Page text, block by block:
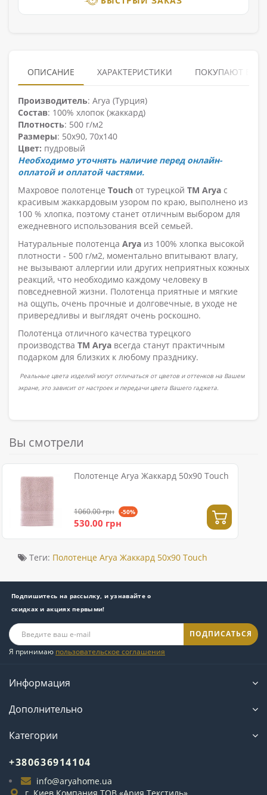
ОПИСАНИЕ ХАРАКТЕРИСТИКИ ПОКУПАЮТ
Производитель: Arya (Турция)
Состав: 100% хлопок (жаккард)
Плотность: 500 г/м2
Размеры: 50х90, 70х140
Цвет: пудровый
Необходимо уточнять наличие перед онлайн-
оплатой и оплатой частями.
Махровое полотенце Touch от турецкой ТМ Arya с
красивым жаккардовым узором по краю, выполнено из
100 % хлопка, поэтому станет отличным выбором для
ежедневного использования всей семьей.
Натуральные полотенца Arya из 100% хлопка высокой
плотности - 500 г/м2, моментально впитывают влагу,
не вызывают аллергии или других неприятных кожных
реакций, что необходимо каждому человеку в
повседневной жизни. Полотенца приятные и мягкие
на ощупь, очень прочные и долговечные, в уходе не
привередливы и выглядят очень роскошно.
Полотенца отличного качества турецкого
производства ТМ Arya всегда станут практичным
подарком для близких к любому празднику.
Реальные цвета изделий могут отличаться от цветов и оттенков на Вашем
экране, это зависит от настроек и передачи цвета Вашего гаджета.
Вы смотрели
Полотенце Arya Жаккард 50x90 Touch
1060.00 грн -50%
530.00 грн
Теги: Полотенце Arya Жаккард 50x90 Touch
Подпишитесь на рассылку, и узнавайте о
скидках и акциях первыми!
ПОДПИСАТЬСЯ
Я принимаю пользовательское соглашения
Информация
Дополнительно
Категории
+380636914104
info@aryahome.ua